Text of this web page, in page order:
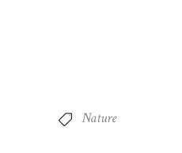
Nature